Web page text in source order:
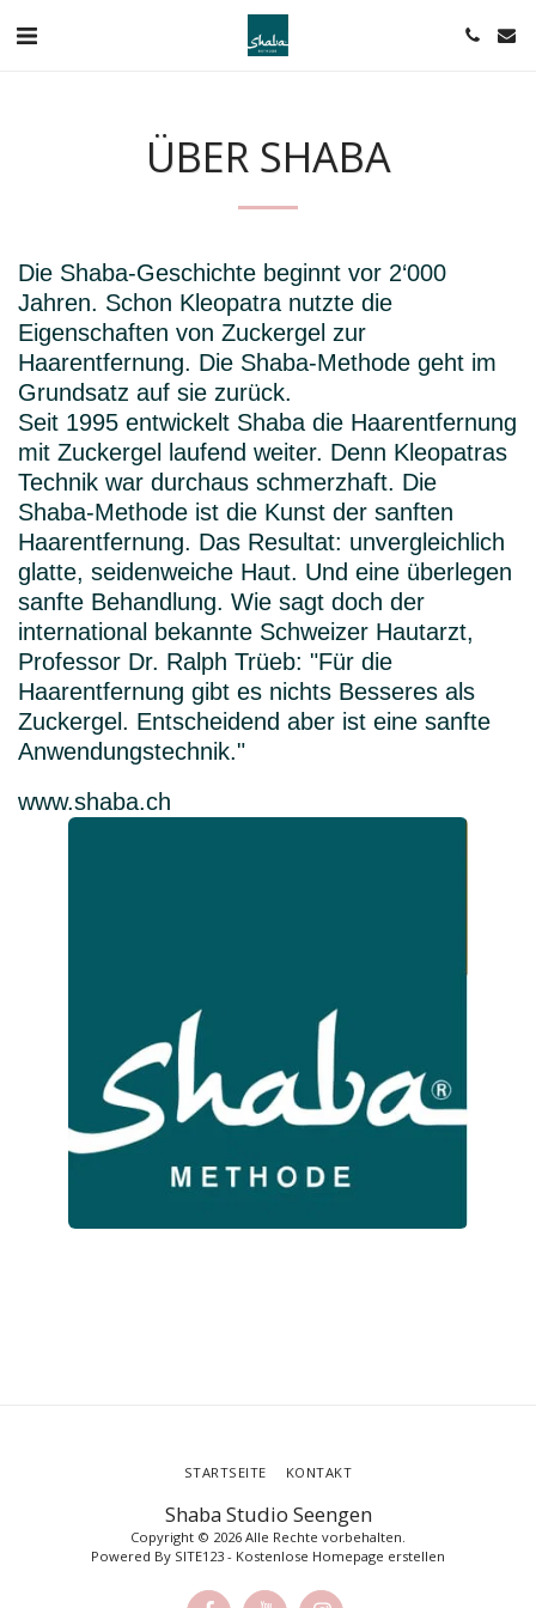
ÜBER SHABA
Die Shaba-Geschichte beginnt vor 2‘000
Jahren. Schon Kleopatra nutzte die
Eigenschaften von Zuckergel zur
Haarentfernung. Die Shaba-Methode geht im
Grundsatz auf sie zurück.
Seit 1995 entwickelt Shaba die Haarentfernung
mit Zuckergel laufend weiter. Denn Kleopatras
Technik war durchaus schmerzhaft. Die
Shaba-Methode ist die Kunst der sanften
Haarentfernung. Das Resultat: unvergleichlich
glatte, seidenweiche Haut. Und eine überlegen
sanfte Behandlung. Wie sagt doch der
international bekannte Schweizer Hautarzt,
Professor Dr. Ralph Trüeb: "Für die
Haarentfernung gibt es nichts Besseres als
Zuckergel. Entscheidend aber ist eine sanfte
Anwendungstechnik."
www.shaba.ch
Shaba Studio Seengen
Copyright © 2026 Alle Rechte vorbehalten.
Powered By SITE123 - Kostenlose Homepage erstellen
STARTSEITE KONTAKT